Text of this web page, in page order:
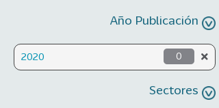
Año Publicación
2020 0
Sectores